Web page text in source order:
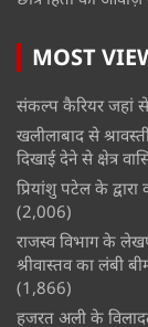
MOST
संकल्प कैरियर जहां
खलीलाबाद से
दिखाई देने से क्षेत्र
प्रियांशु पटेल के
(2,006)
राजस्व विभाग के
श्रीवास्तव का लंबी
(1,866)
हजरत अली के